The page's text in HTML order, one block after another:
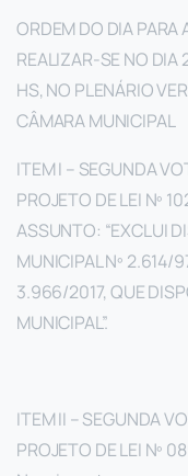
ORDEM DO DIA PARA
REALIZAR-SE NO DIA
HS, NO PLENÁRIO
CÂMARA MUNICIPAL
ITEM I – SEGUNDA
PROJETO DE LEI Nº
ASSUNTO: “EXCLUI
MUNICIPAL Nº 2.614/
3.966/2017, QUE
MUNICIPAL”.
ITEM II – SEGUNDA
PROJETO DE LEI Nº